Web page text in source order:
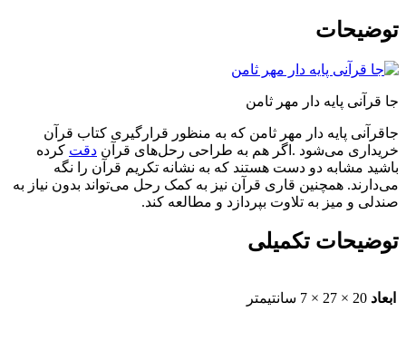
توضیحات
جا قرآنی پایه دار مهر ثامن
جاقرآنی پایه دار مهر ثامن که به منظور قرارگیری کتاب قرآن
خریداری می‌شود .اگر هم به طراحی رحل‌های قرآن دقت کرده
باشید مشابه دو دست هستند که به نشانه تکریم قرآن را نگه
می‌دارند. همچنین قاری قرآن نیز به کمک رحل می‌تواند بدون نیاز به
صندلی و میز به تلاوت بپردازد و مطالعه کند.
توضیحات تکمیلی
ابعاد 20 × 27 × 7 سانتیمتر